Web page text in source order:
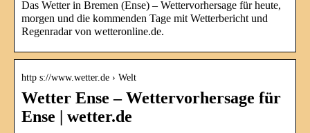
Das Wetter in Bremen (Ense) – Wettervorhersage für heute,
morgen und die kommenden Tage mit Wetterbericht und
Regenradar von wetteronline.de.
http s://www.wetter.de › Welt
Wetter Ense – Wettervorhersage für
Ense | wetter.de